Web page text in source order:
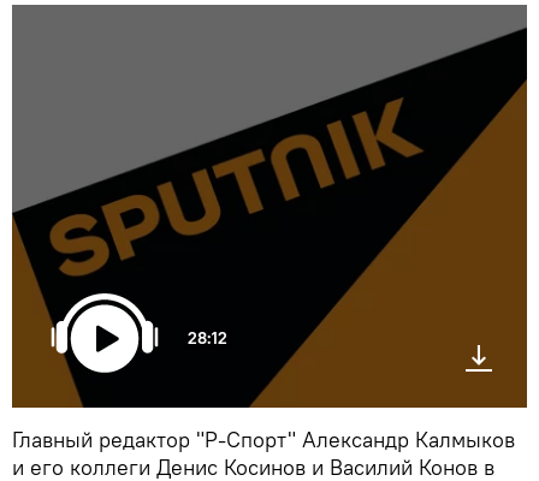
28:12
Главный редактор "Р-Спорт" Александр Калмыков
и его коллеги Денис Косинов и Василий Конов в